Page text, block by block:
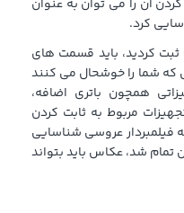
آن را می توان به عنوان
کرد.
کردید، باید قسمت های
شما را خوشحال می کنند
همچون باتری اضافه،
مربوط به ثابت کردن
فیلمبردار عروسی شناسایی
تمام شد، عکاس باید بتواند